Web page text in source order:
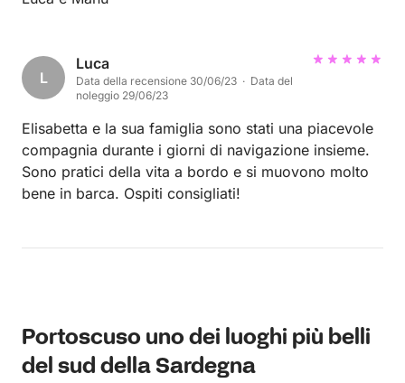
L
Luca
Data della recensione 30/06/23 · Data del
noleggio 29/06/23
Elisabetta e la sua famiglia sono stati una piacevole
compagnia durante i giorni di navigazione insieme.
Sono pratici della vita a bordo e si muovono molto
bene in barca. Ospiti consigliati!
Portoscuso uno dei luoghi più belli
del sud della Sardegna